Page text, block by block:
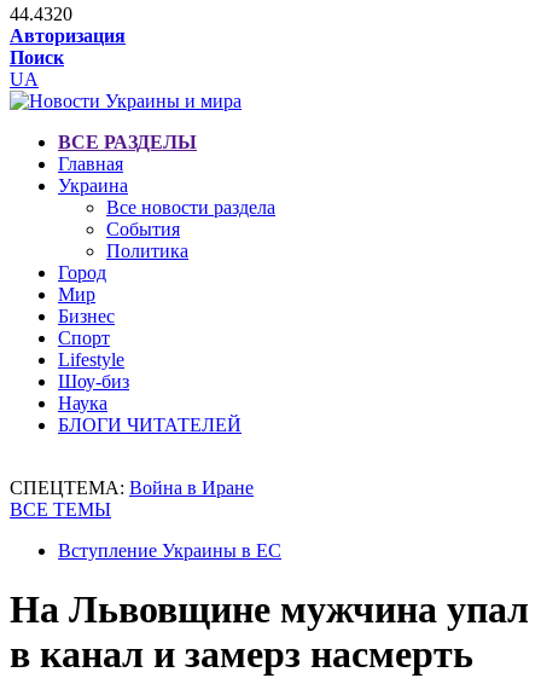
44.4320
Авторизация
Поиск
UA
ВСЕ РАЗДЕЛЫ
Главная
Украина
Все новости раздела
События
Политика
Город
Мир
Бизнес
Спорт
Lifestyle
Шоу-биз
Наука
БЛОГИ ЧИТАТЕЛЕЙ
СПЕЦТЕМА: Война в Иране
ВСЕ ТЕМЫ
Вступление Украины в ЕС
На Львовщине мужчина упал
в канал и замерз насмерть